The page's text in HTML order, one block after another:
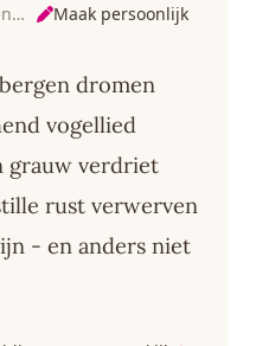
Ik wil de dromen van bergen dromen Maak persoonlijk
dromen
vogellied
grauw verdriet
rust verwerven
- en anders niet